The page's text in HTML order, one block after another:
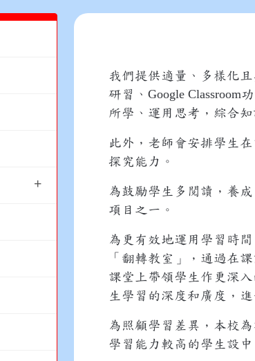
+
我們提供適量、多樣化
研習、 Google Classroom
所學、運用思考，綜合
此外，老師會安排學生
探究能力。
為鼓勵學生多閲讀，養
項目之一。
為更有效地運用學習時
「翻轉教室」，通過在
課堂上帶領學生作更深
生學習的深度和廣度，
為照顧學習差異，本校
學習能力較高的學生設